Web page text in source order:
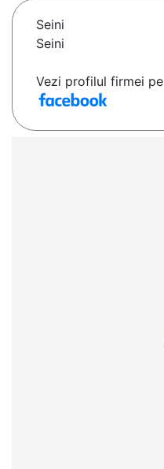
Seini
Seini
Vezi profilul firmei pe